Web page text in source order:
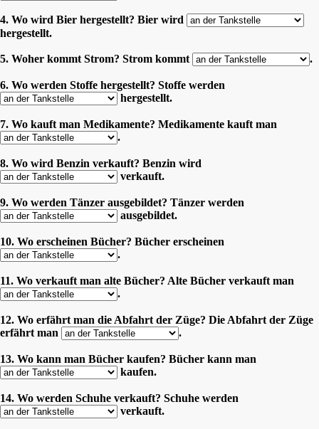
4. Wo wird Bier hergestellt? Bier wird
hergestellt.
5. Woher kommt Strom? Strom kommt .
6. Wo werden Stoffe hergestellt? Stoffe werden
hergestellt.
7. Wo kauft man Medikamente? Medikamente kauft man
.
8. Wo wird Benzin verkauft? Benzin wird
verkauft.
9. Wo werden Tänzer ausgebildet? Tänzer werden
ausgebildet.
10. Wo erscheinen Bücher? Bücher erscheinen
.
11. Wo verkauft man alte Bücher? Alte Bücher verkauft man
.
12. Wo erfährt man die Abfahrt der Züge? Die Abfahrt der Züge
erfährt man
.
13. Wo kann man Bücher kaufen? Bücher kann man
kaufen.
14. Wo werden Schuhe verkauft? Schuhe werden
verkauft.